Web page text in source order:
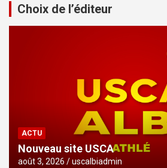
Choix de l’éditeur
ACTU
Nouveau site USCA
août 3, 2026 uscalbiadmin